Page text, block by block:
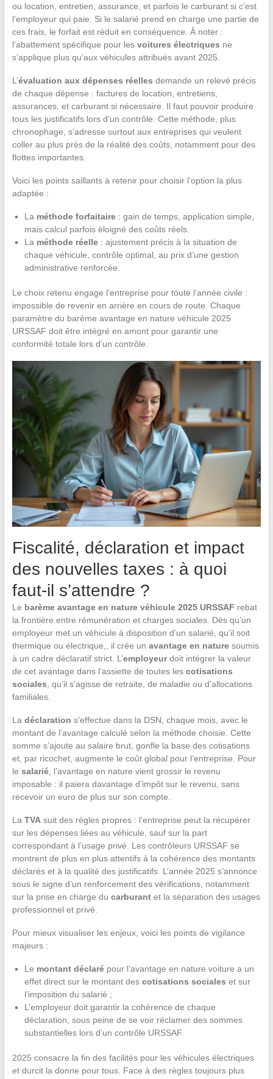
ou location, entretien, assurance, et parfois le carburant si c’est
l’employeur qui paie. Si le salarié prend en charge une partie de
ces frais, le forfait est réduit en conséquence. À noter :
l’abattement spécifique pour les voitures électriques ne
s’applique plus qu’aux véhicules attribués avant 2025.
L’évaluation aux dépenses réelles demande un relevé précis
de chaque dépense : factures de location, entretiens,
assurances, et carburant si nécessaire. Il faut pouvoir produire
tous les justificatifs lors d’un contrôle. Cette méthode, plus
chronophage, s’adresse surtout aux entreprises qui veulent
coller au plus près de la réalité des coûts, notamment pour des
flottes importantes.
Voici les points saillants à retenir pour choisir l’option la plus
adaptée :
La méthode forfaitaire: gain de temps, application simple,
mais calcul parfois éloigné des coûts réels.
La méthode réelle: ajustement précis à la situation de
chaque véhicule, contrôle optimal, au prix d’une gestion
administrative renforcée.
Le choix retenu engage l’entreprise pour toute l’année civile :
impossible de revenir en arrière en cours de route. Chaque
paramètre du barème avantage en nature véhicule 2025
URSSAF doit être intégré en amont pour garantir une
conformité totale lors d’un contrôle.
Fiscalité, déclaration et impact
des nouvelles taxes : à quoi
faut-il s’attendre ?
Le barème avantage en nature véhicule 2025 URSSAF rebat
la frontière entre rémunération et charges sociales. Dès qu’un
employeur met un véhicule à disposition d’un salarié, qu’il soit
thermique ou électrique,, il crée un avantage en naturesoumis
à un cadre déclaratif strict. L’employeurdoit intégrer la valeur
de cet avantage dans l’assiette de toutes les cotisations
sociales , qu’il s’agisse de retraite, de maladie ou d’allocations
familiales.
La déclaration s’effectue dans la DSN, chaque mois, avec le
montant de l’avantage calculé selon la méthode choisie. Cette
somme s’ajoute au salaire brut, gonfle la base des cotisations
et, par ricochet, augmente le coût global pour l’entreprise. Pour
le salarié, l’avantage en nature vient grossir le revenu
imposable : il paiera davantage d’impôt sur le revenu, sans
recevoir un euro de plus sur son compte.
La TVAsuit des règles propres : l’entreprise peut la récupérer
sur les dépenses liées au véhicule, sauf sur la part
correspondant à l’usage privé. Les contrôleurs URSSAF se
montrent de plus en plus attentifs à la cohérence des montants
déclarés et à la qualité des justificatifs. L’année 2025 s’annonce
sous le signe d’un renforcement des vérifications, notamment
sur la prise en charge du carburantet la séparation des usages
professionnel et privé.
Pour mieux visualiser les enjeux, voici les points de vigilance
majeurs :
Le montant déclarépour l’avantage en nature voiture a un
effet direct sur le montant des cotisations sociales et sur
l’imposition du salarié ;
L’employeur doit garantir la cohérence de chaque
déclaration, sous peine de se voir réclamer des sommes
substantielles lors d’un contrôle URSSAF.
2025 consacre la fin des facilités pour les véhicules électriques
et durcit la donne pour tous. Face à des règles toujours plus